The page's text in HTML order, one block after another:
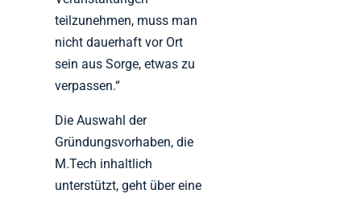
teilzunehmen, muss man
nicht dauerhaft vor Ort
sein aus Sorge, etwas zu
verpassen.“
Die Auswahl der
Gründungsvorhaben, die
M.Tech inhaltlich
unterstützt, geht über eine